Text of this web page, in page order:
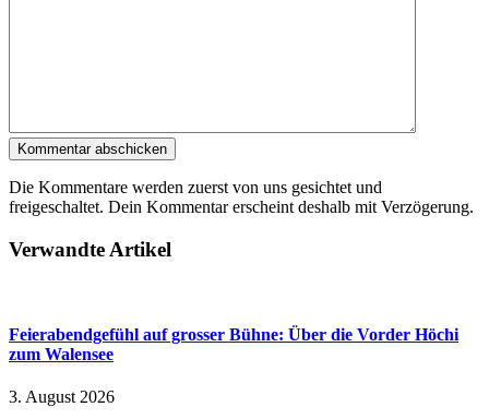
Die Kommentare werden zuerst von uns gesichtet und
freigeschaltet. Dein Kommentar erscheint deshalb mit Verzögerung.
Verwandte Artikel
Feierabendgefühl auf grosser Bühne: Über die Vorder Höchi
zum Walensee
3. August 2026